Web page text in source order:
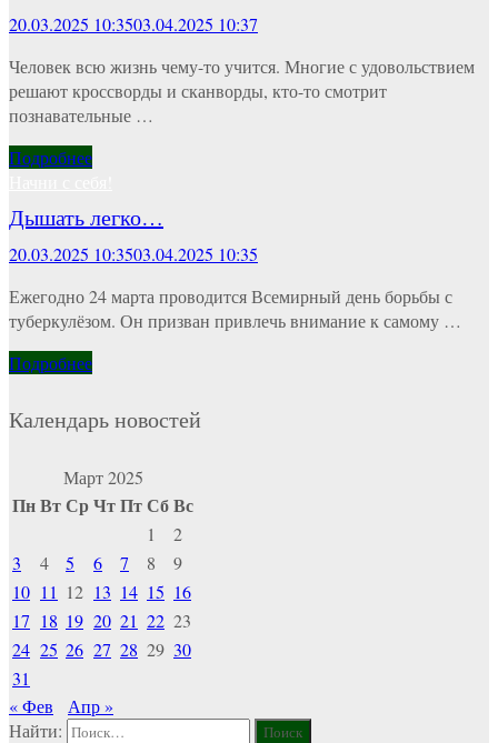
20.03.2025 10:3503.04.2025 10:37
Человек всю жизнь чему-то учится. Многие с удовольствием
решают кроссворды и сканворды, кто-то смотрит
познавательные …
Подробнее
Дышать легко…
20.03.2025 10:3503.04.2025 10:35
Ежегодно 24 марта проводится Всемирный день борьбы с
туберкулёзом. Он призван привлечь внимание к самому …
Подробнее
Календарь новостей
Март 2025
ПнВтСрЧтПтСбВс
1
2
3
4 5 6 7 8
9
10 11 12 13 14 15 16
17 18 19 20 21 22 23
24 25 26 27 28 29 30
31
« Фев
Апр »
Найти: